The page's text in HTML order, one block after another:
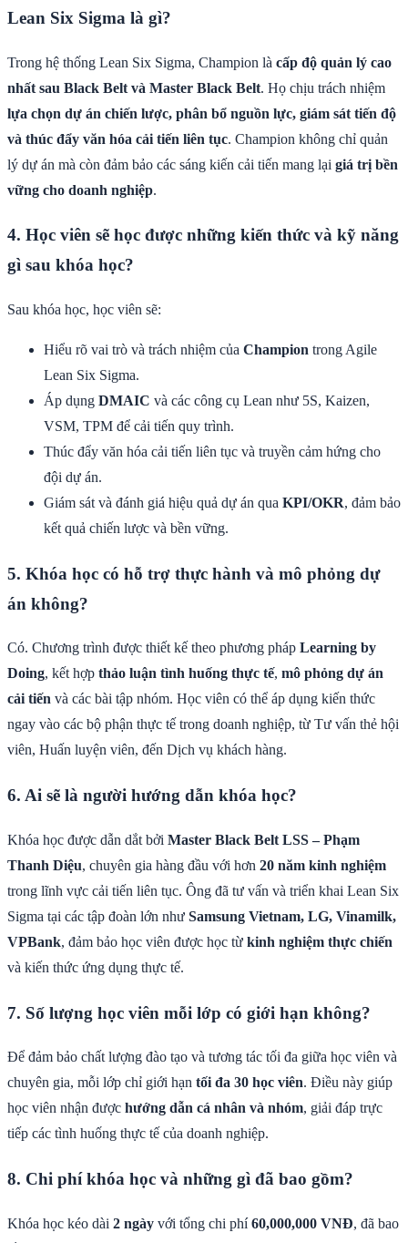
Lean Six Sigma là gì?
Trong hệ thống Lean Six Sigma, Champion là cấp độ quản lý cao
nhất sau Black Belt và Master Black Belt. Họ chịu trách nhiệm
lựa chọn dự án chiến lược, phân bổ nguồn lực, giám sát tiến độ
và thúc đẩy văn hóa cải tiến liên tục. Champion không chỉ quản
lý dự án mà còn đảm bảo các sáng kiến cải tiến mang lại giá trị bền
vững cho doanh nghiệp.
4. Học viên sẽ học được những kiến thức và kỹ năng
gì sau khóa học?
Sau khóa học, học viên sẽ:
Hiểu rõ vai trò và trách nhiệm của Champion trong Agile
Lean Six Sigma.
Áp dụng DMAIC và các công cụ Lean như 5S, Kaizen,
VSM, TPM để cải tiến quy trình.
Thúc đẩy văn hóa cải tiến liên tục và truyền cảm hứng cho
đội dự án.
Giám sát và đánh giá hiệu quả dự án qua KPI/OKR, đảm bảo
kết quả chiến lược và bền vững.
5. Khóa học có hỗ trợ thực hành và mô phỏng dự
án không?
Có. Chương trình được thiết kế theo phương pháp Learning by
Doing, kết hợp thảo luận tình huống thực tế, mô phỏng dự án
cải tiến và các bài tập nhóm. Học viên có thể áp dụng kiến thức
ngay vào các bộ phận thực tế trong doanh nghiệp, từ Tư vấn thẻ hội
viên, Huấn luyện viên, đến Dịch vụ khách hàng.
6. Ai sẽ là người hướng dẫn khóa học?
Khóa học được dẫn dắt bởi Master Black Belt LSS – Phạm
Thanh Diệu, chuyên gia hàng đầu với hơn 20 năm kinh nghiệm
trong lĩnh vực cải tiến liên tục. Ông đã tư vấn và triển khai Lean Six
Sigma tại các tập đoàn lớn như Samsung Vietnam, LG, Vinamilk,
VPBank, đảm bảo học viên được học từ kinh nghiệm thực chiến
và kiến thức ứng dụng thực tế.
7. Số lượng học viên mỗi lớp có giới hạn không?
Để đảm bảo chất lượng đào tạo và tương tác tối đa giữa học viên và
chuyên gia, mỗi lớp chỉ giới hạn tối đa 30 học viên. Điều này giúp
học viên nhận được hướng dẫn cá nhân và nhóm, giải đáp trực
tiếp các tình huống thực tế của doanh nghiệp.
8. Chi phí khóa học và những gì đã bao gồm?
Khóa học kéo dài 2 ngày với tổng chi phí60,000,000 VNĐ, đã bao